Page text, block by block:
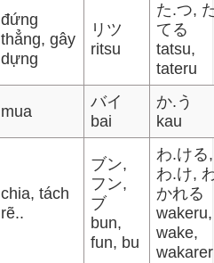
đứng
thẳng, gây
dựng
リツ
ritsu
た.つ,
てる
tatsu,
tateru
mua
バイ
bai
か.う
kau
chia, tách
rẽ..
ブン,
フン,
ブ
bun,
fun, bu
わ.ける,
わ.け,
かれる
wakeru,
wake,